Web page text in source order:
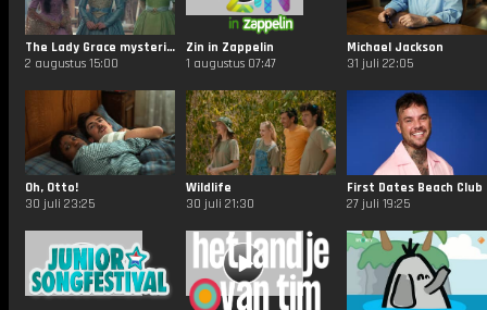
The Lady Grace mysteries
2 augustus 15:00
Zin in Zappelin
1 augustus 07:47
Michael Jackson
31 juli 22:05
Oh, Otto!
30 juli 23:25
Wildlife
30 juli 21:30
First Dates Beach Club
27 juli 19:25